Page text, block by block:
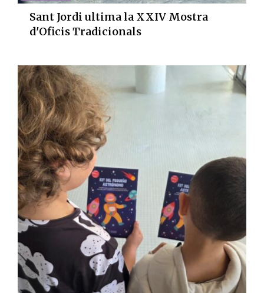
Sant Jordi ultima la XXIV Mostra
d'Oficis Tradicionals